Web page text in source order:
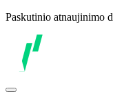
Paskutinio atnaujinimo